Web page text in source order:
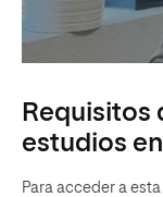
Requisitos
estudios
Para acceder a